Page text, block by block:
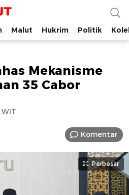
Terbaru
Malut Hukrim Politik
Mekanisme
35 Cabor
Komentar
Perbesar